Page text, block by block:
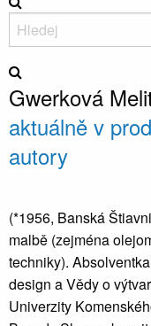
Gwerková
aktuálně v
autory
(*1956, Banská
malbě (zejména
techniky).
design a Vědy o
Univerzity